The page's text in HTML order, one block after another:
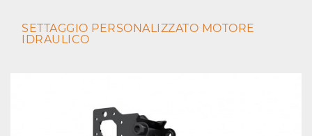
SETTAGGIO PERSONALIZZATO MOTORE
IDRAULICO